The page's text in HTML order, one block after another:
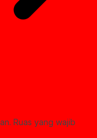
Ruas yang wajib